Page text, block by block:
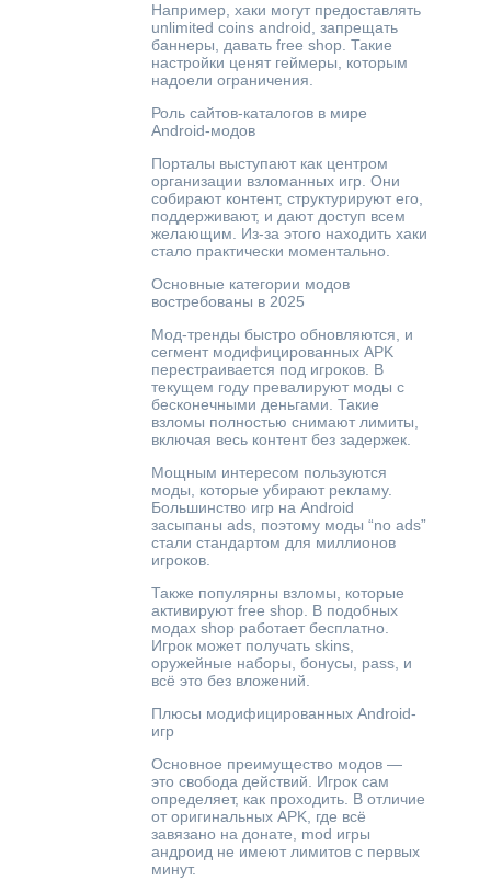
Например, хаки могут предоставлять
unlimited coins android, запрещать
баннеры, давать free shop. Такие
настройки ценят геймеры, которым
надоели ограничения.
Роль сайтов-каталогов в мире
Android-модов
Порталы выступают как центром
организации взломанных игр. Они
собирают контент, структурируют его,
поддерживают, и дают доступ всем
желающим. Из-за этого находить хаки
стало практически моментально.
Основные категории модов
востребованы в 2025
Мод-тренды быстро обновляются, и
сегмент модифицированных APK
перестраивается под игроков. В
текущем году превалируют моды с
бесконечными деньгами. Такие
взломы полностью снимают лимиты,
включая весь контент без задержек.
Мощным интересом пользуются
моды, которые убирают рекламу.
Большинство игр на Android
засыпаны ads, поэтому моды “no ads”
стали стандартом для миллионов
игроков.
Также популярны взломы, которые
активируют free shop. В подобных
модах shop работает бесплатно.
Игрок может получать skins,
оружейные наборы, бонусы, pass, и
всё это без вложений.
Плюсы модифицированных Android-
игр
Основное преимущество модов —
это свобода действий. Игрок сам
определяет, как проходить. В отличие
от оригинальных APK, где всё
завязано на донате, mod игры
андроид не имеют лимитов с первых
минут.